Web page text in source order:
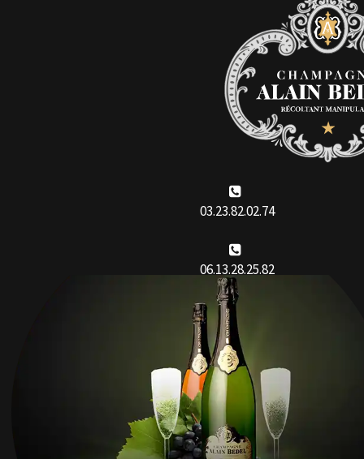
03.23.82.02.74
06.13.28.25.82